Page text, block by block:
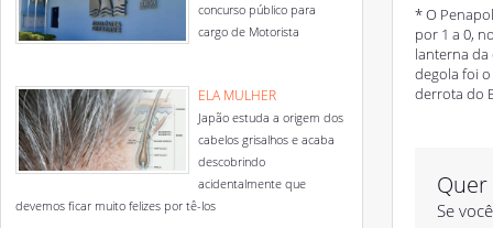
concurso público para
cargo de Motorista
ELA MULHER
Japão estuda a origem dos
cabelos grisalhos e acaba
descobrindo
acidentalmente que
devemos ficar muito felizes por tê-los
* O
por 1 a 0,
lanterna da
degola foi
derrota do
Se